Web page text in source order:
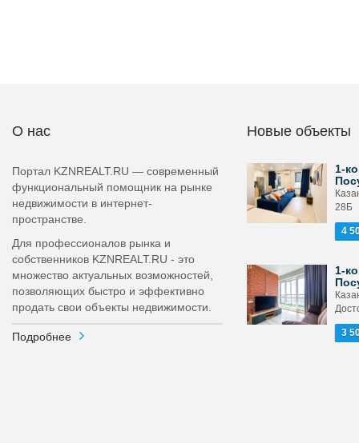
О нас
Портал KZNREALT.RU — современный
функциональный помощник на рынке
недвижимости в интернет-
пространстве.
Для профессионалов рынка и
собственников KZNREALT.RU - это
множество актуальных возможностей,
позволяющих быстро и эффективно
продать свои объекты недвижимости.
Подробнее
Новые объекты
1-
28Б
4
1-
3